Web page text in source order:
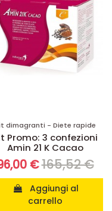
dimagranti - Diete rapide
Promo: 3 confezioni
Amin 21 K Cacao
€165,52 €
carrello